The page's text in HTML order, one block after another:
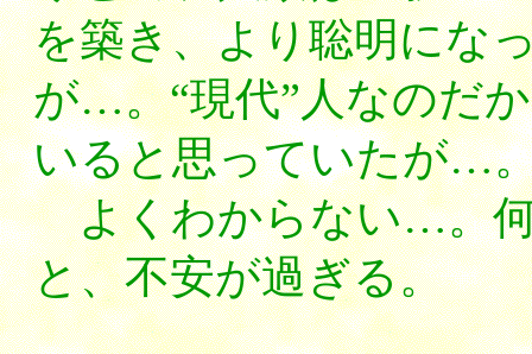
を築き、より聡明にな
が…。“現代”人なのだ
いると思っていたが…
よくわからない…。何
と、不安が過ぎる。